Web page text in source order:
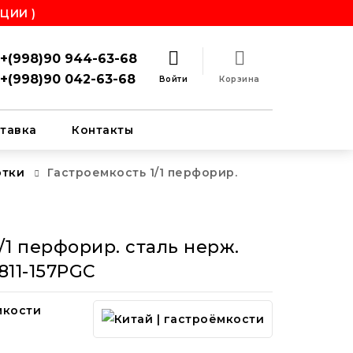
)
Корзина
+(998)90 944-63-68
+(998)90 042-63-68
Войти
Контакты
Гастроемкость 1/1 перфорир.
1 перфорир. сталь нерж.
157PGC